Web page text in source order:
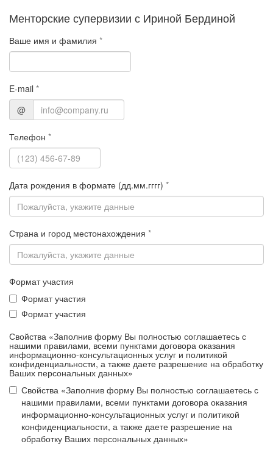
Менторские супервизии с Ириной Бердиной
Ваше имя и фамилия *
E-mail *
@
Телефон *
Дата рождения в формате (дд.мм.гггг) *
Страна и город местонахождения *
Формат участия
Формат участия
Формат участия
Свойства «Заполнив форму Вы полностью соглашаетесь с
нашими правилами, всеми пунктами договора оказания
информационно-консультационных услуг и политикой
конфиденциальности, а также даете разрешение на обработку
Ваших персональных данных»
Свойства «Заполнив форму Вы полностью соглашаетесь с
нашими правилами, всеми пунктами договора оказания
информационно-консультационных услуг и политикой
конфиденциальности, а также даете разрешение на
обработку Ваших персональных данных»